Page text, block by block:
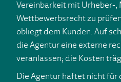
Vereinbarkeit mit Urheber-,
Wettbewerbsrecht zu
obliegt dem Kunden. Auf
die Agentur eine externe
veranlassen; die Kosten
Die Agentur haftet nicht für